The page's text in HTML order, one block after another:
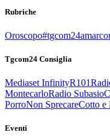
Rubriche
Oroscopo
Tgcom24 Consiglia
Mediaset InfinityR101
MontecarloRadio Subasio
PorroNon SprecareCotto e
Eventi